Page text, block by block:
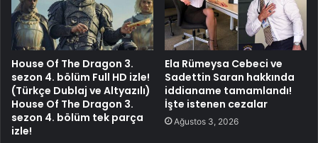
House Of The Dragon 3.
sezon 4. bölüm Full HD izle!
(Türkçe Dublaj ve Altyazılı)
House Of The Dragon 3.
sezon 4. bölüm tek parça
izle!
Ela Rümeysa Cebeci ve
Sadettin Saran hakkında
iddianame tamamlandı!
İşte istenen cezalar
Ağustos 3, 2026